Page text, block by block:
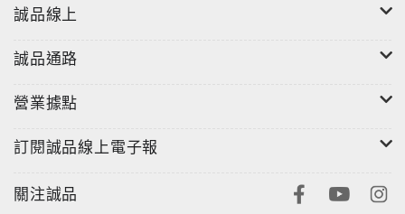
誠品線上
誠品通路
營業據點
訂閱誠品線上電子報
關注誠品